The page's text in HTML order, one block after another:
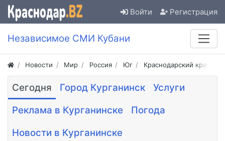
Войти Регистрация
Независимое СМИ Кубани
Новости Мир Россия Юг Краснодарский край
Сегодня Город Курганинск
Услуги
Реклама в Курганинске
Погода
Новости в Курганинске